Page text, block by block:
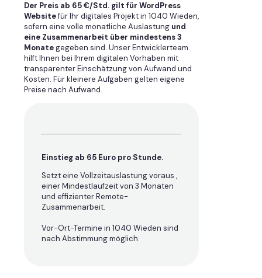
Der Preis ab 65 €/Std. gilt für WordPress
Websitefür Ihr digitales Projekt in 1040 Wieden,
sofern eine volle monatliche Auslastung und
eine Zusammenarbeit über mindestens 3
Monategegeben sind. Unser Entwicklerteam
hilft Ihnen bei Ihrem digitalen Vorhaben mit
transparenter Einschätzung von Aufwand und
Kosten. Für kleinere Aufgaben gelten eigene
Preise nach Aufwand.
Einstieg ab 65 Euro pro Stunde.
Setzt eine Vollzeitauslastung voraus ,
einer Mindestlaufzeit von 3 Monaten
und effizienter Remote-
Zusammenarbeit.
Vor-Ort-Termine in 1040 Wieden sind
nach Abstimmung möglich.